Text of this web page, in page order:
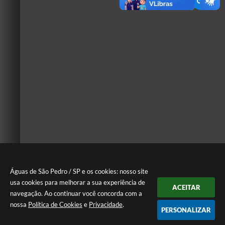
Águas de São Pedro / SP e os cookies: nosso site
usa cookies para melhorar a sua experiência de
navegação. Ao continuar você concorda com a
nossa Política de Cookies e Privacidade.
ACEITAR
PERSONALIZAR